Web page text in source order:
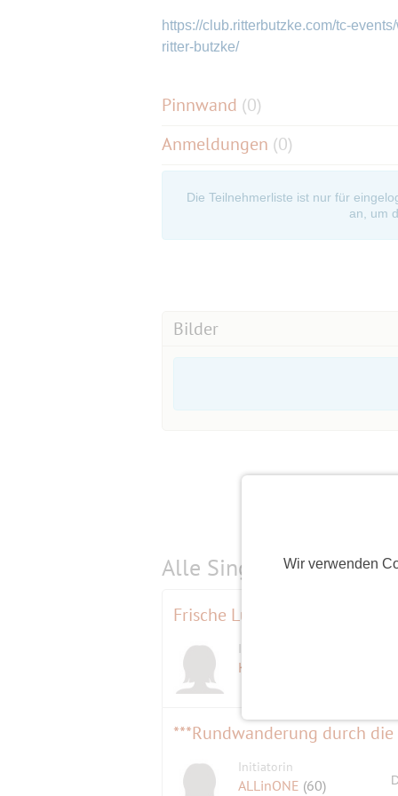
Wir verwenden
https://club.ritterbutzke.com/tc-
ritter-butzke/
Pinnwand (0)
Anmeldungen (0)
Die Teilnehmerliste ist nur für
an, um
Bilder
Alle Single-Events am
Frische Luft "what else?", am
Initiatorin
Klickfix
***Rundwanderung durch
Initiatorin
ALLinONE (60)